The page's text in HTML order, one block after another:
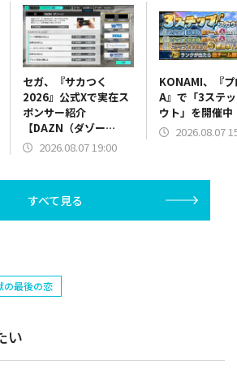
セガ、『サカつく
2026』公式Xで実在ス
ポンサー紹介
【DAZN（ダゾー
ン）】篇をポスト
2026.08.07 19:00
KONAMI、『
A』で「3ステ
ウト」を開催中
2026.08.07
すべて見る
の最後の恋
い